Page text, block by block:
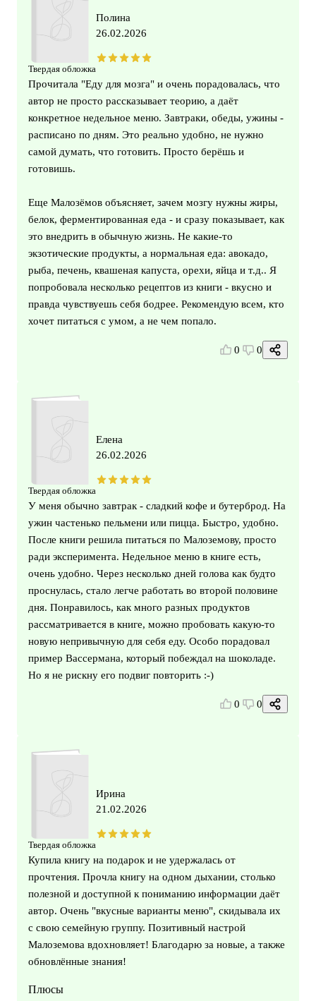
Твердая обложка
Полина
26.02.2026
Прочитала "Еду для мозга" и очень порадовалась, что
автор не просто рассказывает теорию, а даёт
конкретное недельное меню. Завтраки, обеды, ужины -
расписано по дням. Это реально удобно, не нужно
самой думать, что готовить. Просто берёшь и
готовишь.
Еще Малозёмов объясняет, зачем мозгу нужны жиры,
белок, ферментированная еда - и сразу показывает, как
это внедрить в обычную жизнь. Не какие-то
экзотические продукты, а нормальная еда: авокадо,
рыба, печень, квашеная капуста, орехи, яйца и т.д.. Я
попробовала несколько рецептов из книги - вкусно и
правда чувствуешь себя бодрее. Рекомендую всем, кто
хочет питаться с умом, а не чем попало.
0 0
Твердая обложка
Елена
26.02.2026
У меня обычно завтрак - сладкий кофе и бутерброд. На
ужин частенько пельмени или пицца. Быстро, удобно.
После книги решила питаться по Малоземову, просто
ради эксперимента. Недельное меню в книге есть,
очень удобно. Через несколько дней голова как будто
проснулась, стало легче работать во второй половине
дня. Понравилось, как много разных продуктов
рассматривается в книге, можно пробовать какую-то
новую непривычную для себя еду. Особо порадовал
пример Вассермана, который побеждал на шоколаде.
Но я не рискну его подвиг повторить :-)
0 0
Твердая обложка
Ирина
21.02.2026
Купила книгу на подарок и не удержалась от
прочтения. Прочла книгу на одном дыхании, столько
полезной и доступной к пониманию информации даёт
автор. Очень "вкусные варианты меню", скидывала их
с свою семейную группу. Позитивный настрой
Малоземова вдохновляет! Благодарю за новые, а также
обновлённые знания!
Плюсы